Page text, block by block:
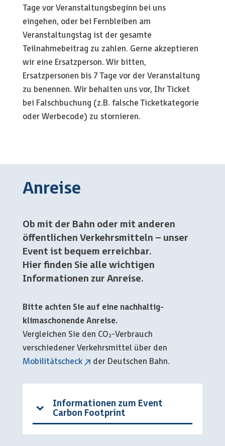
Tage vor Veranstaltungsbeginn bei uns
eingehen, oder bei Fernbleiben am
Veranstaltungstag ist der gesamte
Teilnahmebeitrag zu zahlen. Gerne akzeptieren
wir eine Ersatzperson. Wir bitten,
Ersatzpersonen bis 7 Tage vor der Veranstaltung
zu benennen. Wir behalten uns vor, Ihr Ticket
bei Falschbuchung (z.B. falsche Ticketkategorie
oder Werbecode) zu stornieren.
Anreise
Ob mit der Bahn oder mit anderen
öffentlichen Verkehrsmitteln – unser
Event ist bequem erreichbar.
Hier finden Sie alle wichtigen
Informationen zur Anreise.
Bitte achten Sie auf eine nachhaltig-
klimaschonende Anreise.
Vergleichen Sie den CO₂-Verbrauch
verschiedener Verkehrsmittel über den
Mobilitätscheck
der Deutschen Bahn.
Informationen zum Event
Carbon Footprint